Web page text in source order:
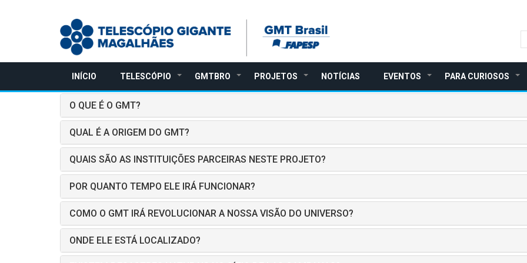
INÍCIO TELESCÓPIO GMTBRO PROJETOS NOTÍCIAS EVENTOS PARA CURIOSOS
O QUE É O GMT?
QUAL É A ORIGEM DO GMT?
QUAIS SÃO AS INSTITUIÇÕES PARCEIRAS NESTE PROJETO?
POR QUANTO TEMPO ELE IRÁ FUNCIONAR?
COMO O GMT IRÁ REVOLUCIONAR A NOSSA VISÃO DO UNIVERSO?
ONDE ELE ESTÁ LOCALIZADO?